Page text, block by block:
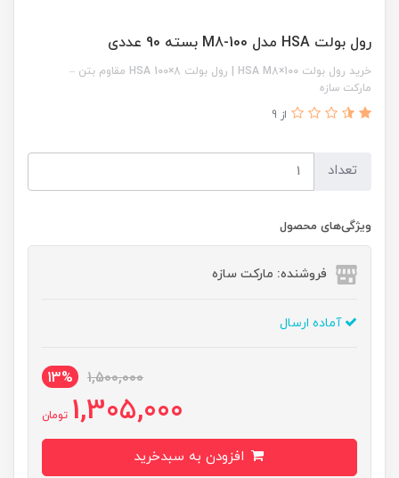
رول بولت HSA مدل 100-M8 بسته 90 عددی
خرید رول بولت HSA M8×100 | رول بولت 8×100 HSA مقاوم بتن –
مارکت سازه
از 9
تعداد
ویژگی‌های محصول
فروشنده: مارکت سازه
آماده ارسال
1,500,000
13%
1,305,000 تومان